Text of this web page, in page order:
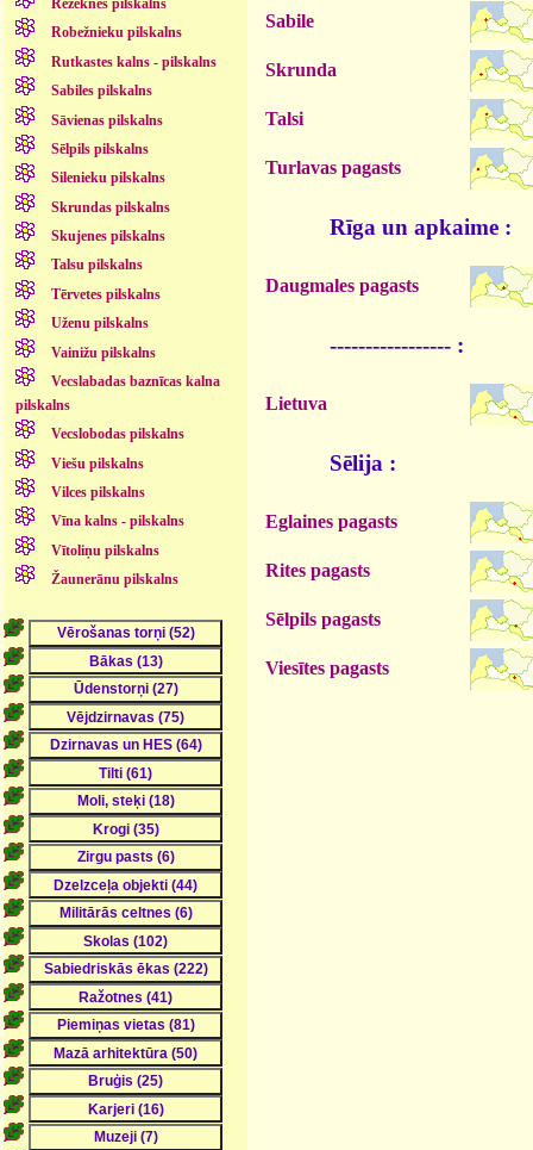
Rēzeknes pilskalns
Robežnieku pilskalns
Rutkastes kalns - pilskalns
Sabiles pilskalns
Sāvienas pilskalns
Sēlpils pilskalns
Silenieku pilskalns
Skrundas pilskalns
Skujenes pilskalns
Talsu pilskalns
Tērvetes pilskalns
Uženu pilskalns
Vainižu pilskalns
Vecslabadas baznīcas kalna
pilskalns
Vecslobodas pilskalns
Viešu pilskalns
Vilces pilskalns
Vīna kalns - pilskalns
Vītoliņu pilskalns
Žaunerānu pilskalns
Sabile
Skrunda
Talsi
Turlavas pagasts
Rīga un apkaime :
Daugmales pagasts
----------------- :
Lietuva
Sēlija :
Eglaines pagasts
Rites pagasts
Sēlpils pagasts
Viesītes pagasts